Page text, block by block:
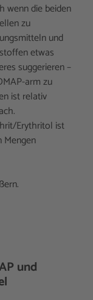
wenn die beiden
zu
und
etwas
suggerieren –
arm zu
ist relativ
Erythritol ist
Mengen
und